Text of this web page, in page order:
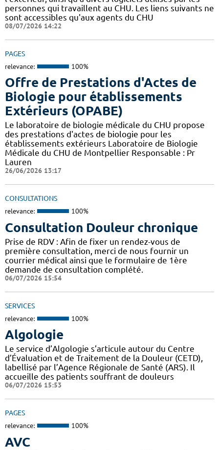
personnes qui travaillent au CHU. Les liens suivants ne
sont accessibles qu'aux agents du CHU
08/07/2026 14:22
PAGES
relevance: 100%
Offre de Prestations d'Actes de
Biologie pour établissements
Extérieurs (OPABE)
Le laboratoire de biologie médicale du CHU propose
des prestations d'actes de biologie pour les
établissements extérieurs Laboratoire de Biologie
Médicale du CHU de Montpellier Responsable : Pr
Lauren
26/06/2026 13:17
CONSULTATIONS
relevance: 100%
Consultation Douleur chronique
Prise de RDV : Afin de fixer un rendez-vous de
première consultation, merci de nous fournir un
courrier médical ainsi que le formulaire de 1ère
demande de consultation complété.
06/07/2026 15:54
SERVICES
relevance: 100%
Algologie
Le service d’Algologie s’articule autour du Centre
d’Évaluation et de Traitement de la Douleur (CETD),
labellisé par l’Agence Régionale de Santé (ARS). Il
accueille des patients souffrant de douleurs
06/07/2026 15:53
PAGES
relevance: 100%
AVC